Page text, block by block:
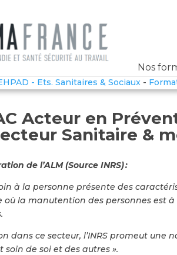
Nos
- Ets. Sanitaires & Sociaux -
Acteur en
Sanitaire &
de l’ALM (Source INRS) :
à la personne présente des
la manutention des personnes est
dans ce secteur, l’INRS promeut
de soi et des autres ».